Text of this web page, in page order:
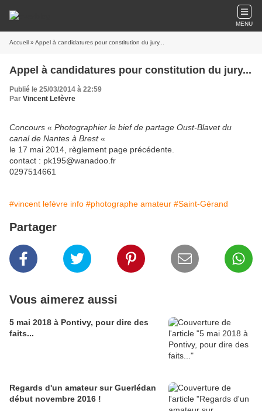
MENU
Accueil » Appel à candidatures pour constitution du jury...
Appel à candidatures pour constitution du jury...
Publié le 25/03/2014 à 22:59
Par Vincent Lefèvre
Concours « Photographier le bief de partage Oust-Blavet du
canal de Nantes à Brest «
le 17 mai 2014, règlement page précédente.
contact : pk195@wanadoo.fr
0297514661
#vincent lefèvre info #photographe amateur #Saint-Gérand
Partager
Vous aimerez aussi
5 mai 2018 à Pontivy, pour dire des
faits...
Regards d'un amateur sur Guerlédan
début novembre 2016 !